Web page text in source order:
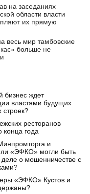
на заседаниях
области власти
их прямую
весь мир тамбовские
больше не
бизнес ждет
властями будущих
строек?
ресторанов
конца года
и
«ЭФКО» могли быть
о мошенничестве с
«ЭФКО» Кустов и